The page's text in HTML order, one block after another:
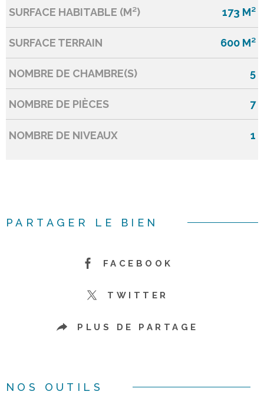
SURFACE HABITABLE (M²) 173 M²
SURFACE TERRAIN 600 M²
NOMBRE DE CHAMBRE(S) 5
NOMBRE DE PIÈCES 7
NOMBRE DE NIVEAUX 1
PARTAGER LE BIEN
FACEBOOK
TWITTER
PLUS DE PARTAGE
NOS OUTILS